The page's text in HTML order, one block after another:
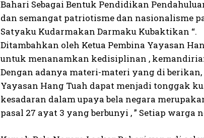
Bahari Sebagai Bentuk Pendidikan
dan semangat patriotisme dan nasionalisme
Satyaku Kudarmakan Darmaku Kubaktikan “.
Ditambahkan oleh Ketua Pembina Yayasan
untuk menanamkan kedisiplinan ,
Dengan adanya materi-materi yang di
Yayasan Hang Tuah dapat menjadi tonggak
kesadaran dalam upaya bela negara
pasal 27 ayat 3 yang berbunyi , ” Setiap